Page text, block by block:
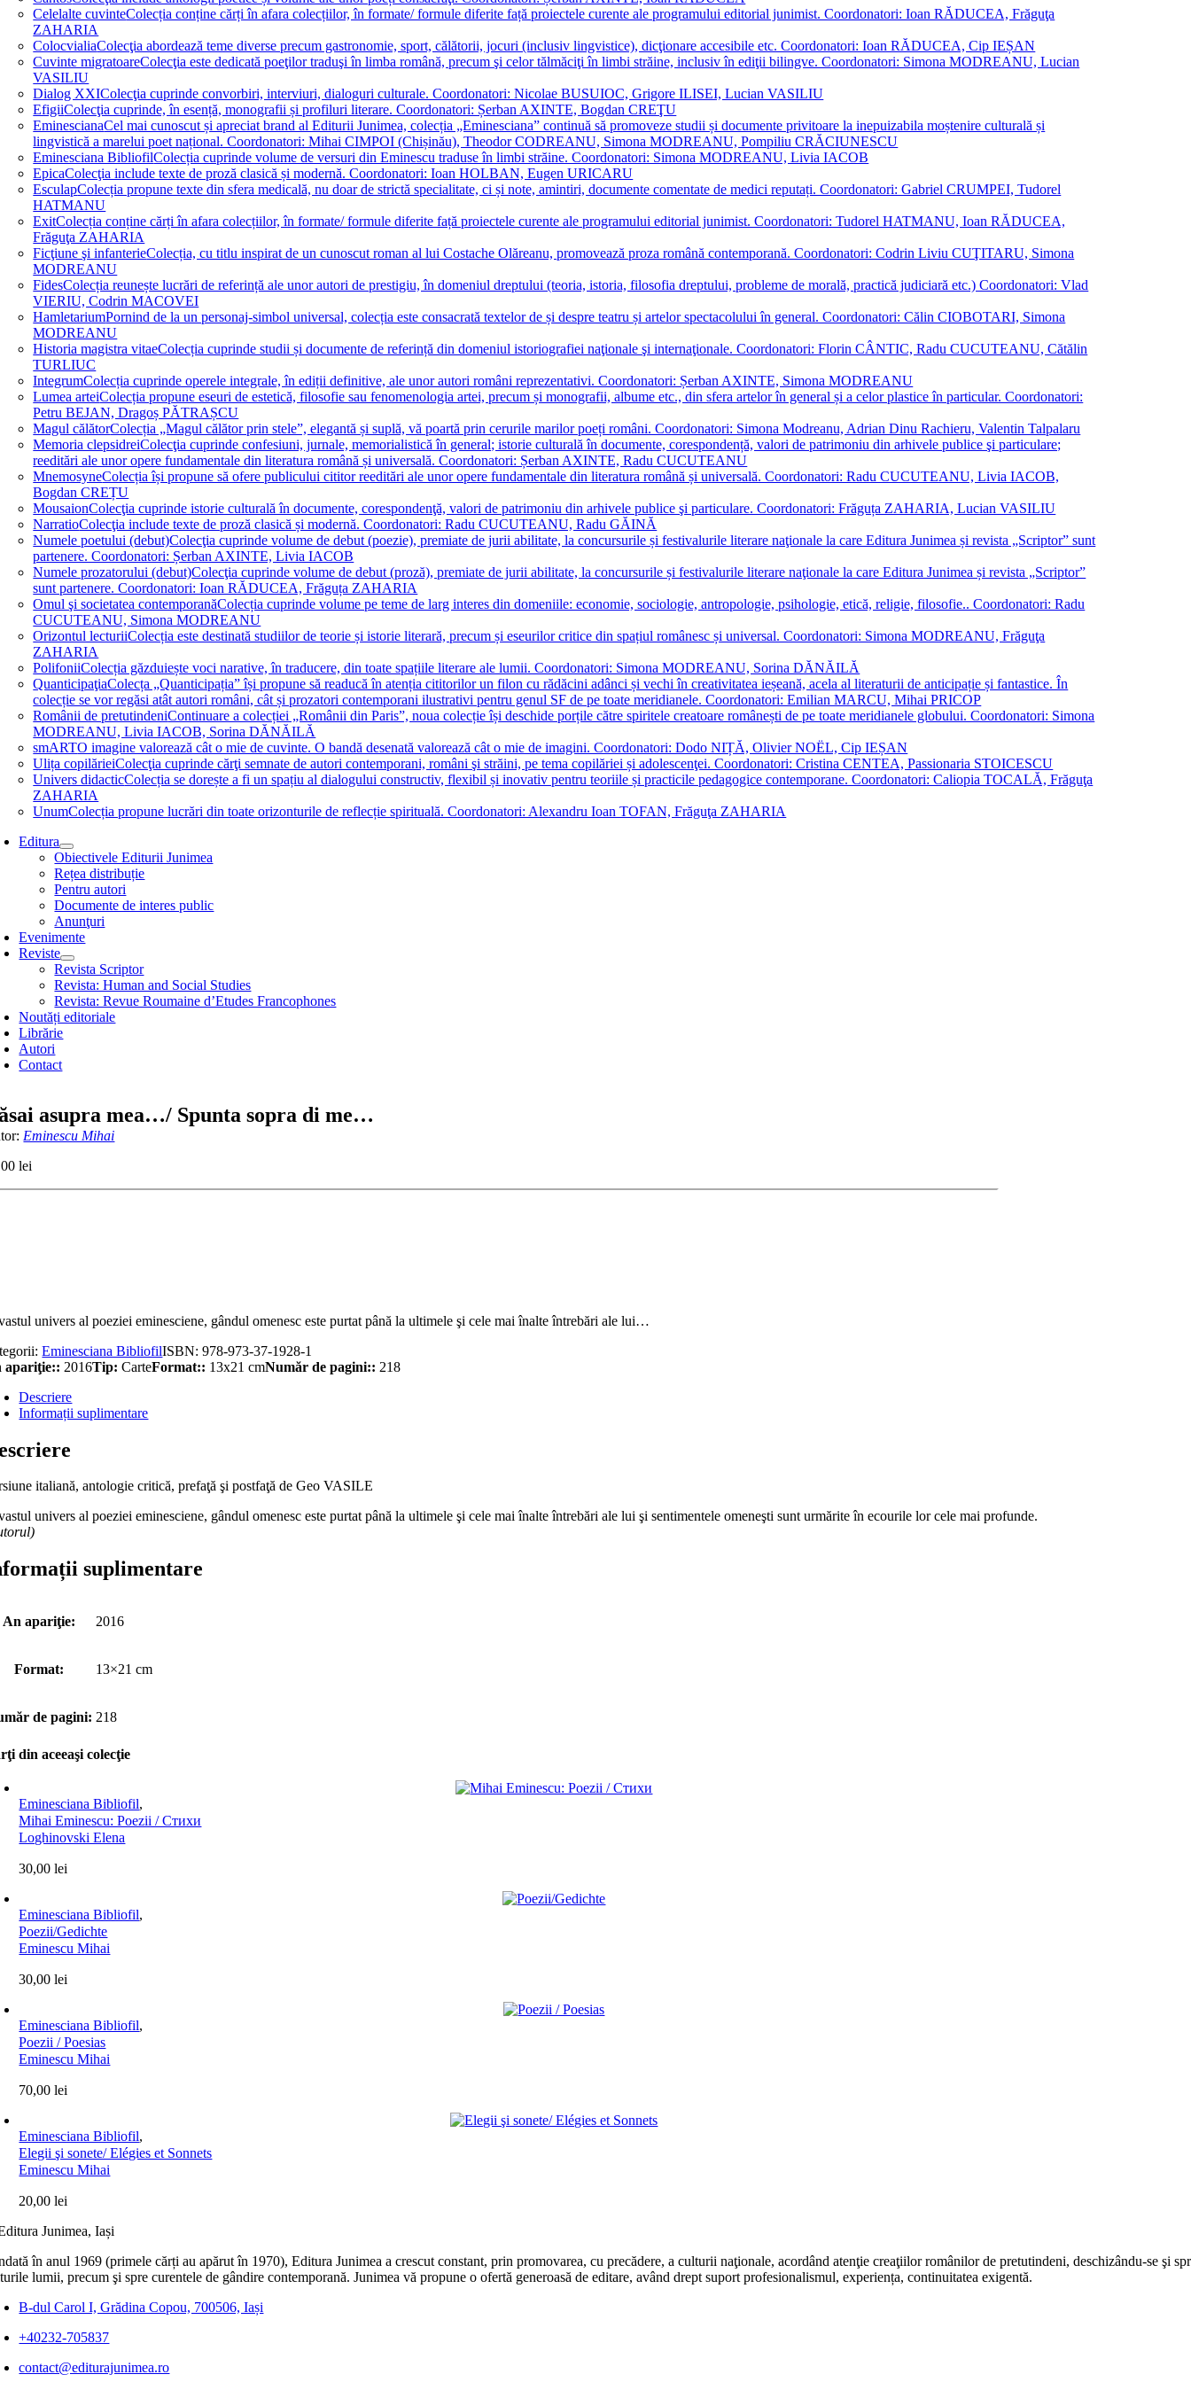
Celelalte cuvinteColecția conține cărți în afara colecțiilor, în formate/ formule diferite față proiectele curente ale programului editorial junimist. Coordonatori: Ioan RĂDUCEA, Frăguţa
ZAHARIA
ColocvialiaColecţia abordează teme diverse precum gastronomie, sport, călătorii, jocuri (inclusiv lingvistice), dicţionare accesibile etc. Coordonatori: Ioan RĂDUCEA, Cip IEȘAN
Cuvinte migratoareColecţia este dedicată poeţilor traduşi în limba română, precum şi celor tălmăciţi în limbi străine, inclusiv în ediţii bilingve. Coordonatori: Simona MODREANU, Lucian
VASILIU
Dialog XXIColecţia cuprinde convorbiri, interviuri, dialoguri culturale. Coordonatori: Nicolae BUSUIOC, Grigore ILISEI, Lucian VASILIU
EfigiiColecţia cuprinde, în esență, monografii și profiluri literare. Coordonatori: Șerban AXINTE, Bogdan CREŢU
EminescianaCel mai cunoscut și apreciat brand al Editurii Junimea, colecția „Eminesciana” continuă să promoveze studii și documente privitoare la inepuizabila moștenire culturală și
lingvistică a marelui poet național. Coordonatori: Mihai CIMPOI (Chișinău), Theodor CODREANU, Simona MODREANU, Pompiliu CRĂCIUNESCU
Eminesciana BibliofilColecția cuprinde volume de versuri din Eminescu traduse în limbi străine. Coordonatori: Simona MODREANU, Livia IACOB
EpicaColecţia include texte de proză clasică și modernă. Coordonatori: Ioan HOLBAN, Eugen URICARU
EsculapColecția propune texte din sfera medicală, nu doar de strictă specialitate, ci și note, amintiri, documente comentate de medici reputați. Coordonatori: Gabriel CRUMPEI, Tudorel
HATMANU
ExitColecția conține cărți în afara colecțiilor, în formate/ formule diferite față proiectele curente ale programului editorial junimist. Coordonatori: Tudorel HATMANU, Ioan RĂDUCEA,
Frăguţa ZAHARIA
Ficţiune şi infanterieColecția, cu titlu inspirat de un cunoscut roman al lui Costache Olăreanu, promovează proza română contemporană. Coordonatori: Codrin Liviu CUŢITARU, Simona
MODREANU
FidesColecția reunește lucrări de referință ale unor autori de prestigiu, în domeniul dreptului (teoria, istoria, filosofia dreptului, probleme de morală, practică judiciară etc.) Coordonatori: Vlad
VIERIU, Codrin MACOVEI
HamletariumPornind de la un personaj-simbol universal, colecția este consacrată textelor de și despre teatru și artelor spectacolului în general. Coordonatori: Călin CIOBOTARI, Simona
MODREANU
Historia magistra vitaeColecția cuprinde studii și documente de referință din domeniul istoriografiei naţionale şi internaţionale. Coordonatori: Florin CÂNTIC, Radu CUCUTEANU, Cătălin
TURLIUC
IntegrumColecția cuprinde operele integrale, în ediții definitive, ale unor autori români reprezentativi. Coordonatori: Șerban AXINTE, Simona MODREANU
Lumea arteiColecția propune eseuri de estetică, filosofie sau fenomenologia artei, precum și monografii, albume etc., din sfera artelor în general și a celor plastice în particular. Coordonatori:
Petru BEJAN, Dragoș PĂTRAȘCU
Magul călătorColecția „Magul călător prin stele”, elegantă și suplă, vă poartă prin cerurile marilor poeți români. Coordonatori: Simona Modreanu, Adrian Dinu Rachieru, Valentin Talpalaru
Memoria clepsidreiColecţia cuprinde confesiuni, jurnale, memorialistică în general; istorie culturală în documente, corespondență, valori de patrimoniu din arhivele publice şi particulare;
reeditări ale unor opere fundamentale din literatura română și universală. Coordonatori: Șerban AXINTE, Radu CUCUTEANU
MnemosyneColecția își propune să ofere publicului cititor reeditări ale unor opere fundamentale din literatura română și universală. Coordonatori: Radu CUCUTEANU, Livia IACOB,
Bogdan CREȚU
MousaionColecţia cuprinde istorie culturală în documente, corespondenţă, valori de patrimoniu din arhivele publice şi particulare. Coordonatori: Frăguța ZAHARIA, Lucian VASILIU
NarratioColecţia include texte de proză clasică și modernă. Coordonatori: Radu CUCUTEANU, Radu GĂINĂ
Numele poetului (debut)Colecţia cuprinde volume de debut (poezie), premiate de jurii abilitate, la concursurile și festivalurile literare naţionale la care Editura Junimea și revista „Scriptor” sunt
partenere. Coordonatori: Șerban AXINTE, Livia IACOB
Numele prozatorului (debut)Colecţia cuprinde volume de debut (proză), premiate de jurii abilitate, la concursurile și festivalurile literare naţionale la care Editura Junimea și revista „Scriptor”
sunt partenere. Coordonatori: Ioan RĂDUCEA, Frăguța ZAHARIA
Omul şi societatea contemporanăColecția cuprinde volume pe teme de larg interes din domeniile: economie, sociologie, antropologie, psihologie, etică, religie, filosofie.. Coordonatori: Radu
CUCUTEANU, Simona MODREANU
Orizontul lecturiiColecția este destinată studiilor de teorie și istorie literară, precum și eseurilor critice din spațiul românesc și universal. Coordonatori: Simona MODREANU, Frăguţa
ZAHARIA
PolifoniiColecția găzduiește voci narative, în traducere, din toate spațiile literare ale lumii. Coordonatori: Simona MODREANU, Sorina DĂNĂILĂ
QuanticipaţiaColecța „Quanticipația” își propune să readucă în atenția cititorilor un filon cu rădăcini adânci și vechi în creativitatea ieșeană, acela al literaturii de anticipație și fantastice. În
colecție se vor regăsi atât autori români, cât și prozatori contemporani ilustrativi pentru genul SF de pe toate meridianele. Coordonatori: Emilian MARCU, Mihai PRICOP
Românii de pretutindeniContinuare a colecției „Românii din Paris”, noua colecție își deschide porțile către spiritele creatoare românești de pe toate meridianele globului. Coordonatori: Simona
MODREANU, Livia IACOB, Sorina DĂNĂILĂ
smARTO imagine valorează cât o mie de cuvinte. O bandă desenată valorează cât o mie de imagini. Coordonatori: Dodo NIȚĂ, Olivier NOËL, Cip IEȘAN
Ulița copilărieiColecţia cuprinde cărţi semnate de autori contemporani, români şi străini, pe tema copilăriei și adolescenţei. Coordonatori: Cristina CENTEA, Passionaria STOICESCU
Univers didacticColecția se dorește a fi un spațiu al dialogului constructiv, flexibil și inovativ pentru teoriile și practicile pedagogice contemporane. Coordonatori: Caliopia TOCALĂ, Frăguţa
ZAHARIA
UnumColecția propune lucrări din toate orizonturile de reflecție spirituală. Coordonatori: Alexandru Ioan TOFAN, Frăguţa ZAHARIA
Editura
Obiectivele Editurii Junimea
Rețea distribuție
Pentru autori
Documente de interes public
Anunţuri
Evenimente
Reviste
Revista Scriptor
Revista: Human and Social Studies
Revista: Revue Roumaine d’Etudes Francophones
Noutăți editoriale
Librărie
Autori
Contact
asupra mea…/ Spunta sopra di me…
Eminescu Mihai
lei
univers al poeziei eminesciene, gândul omenesc este purtat până la ultimele şi cele mai înalte întrebări ale lui…
Eminesciana BibliofilISBN:978-973-37-1928-1
apariţie:: 2016Tip: CarteFormat:: 13x21 cmNumăr de pagini:: 218
Descriere
Informații suplimentare
italiană, antologie critică, prefaţă şi postfaţă de Geo VASILE
univers al poeziei eminesciene, gândul omenesc este purtat până la ultimele şi cele mai înalte întrebări ale lui şi sentimentele omeneşti sunt urmărite în ecourile lor cele mai profunde.
suplimentare
An apariţie: 2016
Format: 13×21 cm
de pagini: 218
din aceeaşi colecţie
Eminesciana Bibliofil,
Mihai Eminescu: Poezii / Стихи
Loghinovski Elena
30,00lei
Eminesciana Bibliofil,
Poezii/Gedichte
Eminescu Mihai
30,00lei
Eminesciana Bibliofil,
Poezii / Poesias
Eminescu Mihai
70,00lei
Eminesciana Bibliofil,
Elegii şi sonete/ Elégies et Sonnets
Eminescu Mihai
20,00lei
în anul 1969 (primele cărți au apărut în 1970), Editura Junimea a crescut constant, prin promovarea, cu precădere, a culturii naţionale, acordând atenţie creaţiilor românilor de pretutindeni, deschizându-se şi
lumii, precum şi spre curentele de gândire contemporană. Junimea vă propune o ofertă generoasă de editare, având drept suport profesionalismul, experiența, continuitatea exigentă.
B-dul Carol I, Grădina Copou, 700506, Iași
+40232-705837
contact@editurajunimea.ro